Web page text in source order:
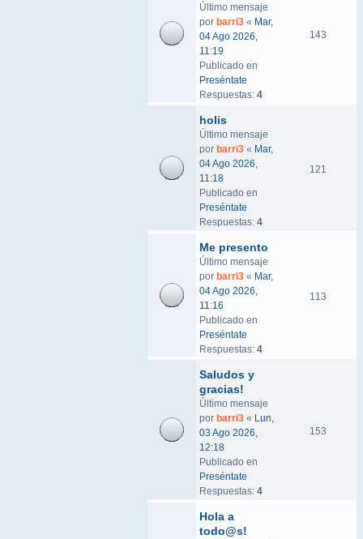
Último mensaje
por barri3 « Mar,
04 Ago 2026,
11:19
Publicado en
Preséntate
Respuestas: 4
143
holis
Último mensaje
por barri3 « Mar,
04 Ago 2026,
11:18
Publicado en
Preséntate
Respuestas: 4
121
Me presento
Último mensaje
por barri3 « Mar,
04 Ago 2026,
11:16
Publicado en
Preséntate
Respuestas: 4
113
Saludos y
gracias!
Último mensaje
por barri3 « Lun,
03 Ago 2026,
12:18
Publicado en
Preséntate
Respuestas: 4
153
Hola a
todo@s!